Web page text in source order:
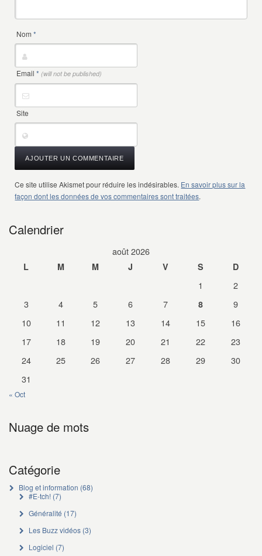
Nom*
Email* (will not be published)
Site
Ce site utilise Akismet pour réduire les indésirables. En savoir plus sur la
façon dont les données de vos commentaires sont traitées.
Calendrier
août 2026
L M M J V S D
1
2
3
4 5 6 7 8
9
10
11 12 13 14 15
16
17
18 19 20 21 22
23
24
25 26 27 28 29
30
31
« Oct
Nuage de mots
Catégorie
Blog et information (68)
#E-tch!(7)
Généralité (17)
Les Buzz vidéos(3)
Logiciel (7)